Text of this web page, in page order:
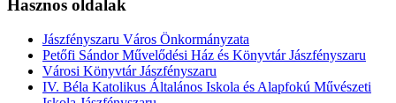
Hasznos oldalak
Jászfényszaru Város Önkormányzata
Petőfi Sándor Művelődési Ház és Könyvtár Jászfényszaru
Városi Könyvtár Jászfényszaru
IV. Béla Katolikus Általános Iskola és Alapfokú Művészeti